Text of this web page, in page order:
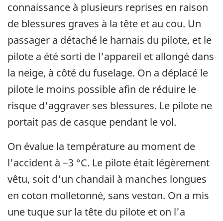
connaissance à plusieurs reprises en raison
de blessures graves à la tête et au cou. Un
passager a détaché le harnais du pilote, et le
pilote a été sorti de l'appareil et allongé dans
la neige, à côté du fuselage. On a déplacé le
pilote le moins possible afin de réduire le
risque d'aggraver ses blessures. Le pilote ne
portait pas de casque pendant le vol.
On évalue la température au moment de
l'accident à −3 °C. Le pilote était légèrement
vêtu, soit d'un chandail à manches longues
en coton molletonné, sans veston. On a mis
une tuque sur la tête du pilote et on l'a